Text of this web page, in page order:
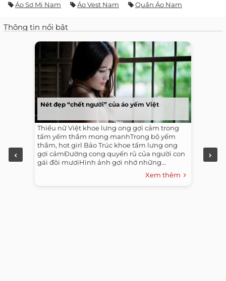
Áo Sơ Mi Nam Áo Vest Nam Quần Áo Nam
Thông tin nổi bật
Nét đẹp “chết người” của áo yếm Việt
Thiếu nữ Việt khoe lưng ong gợi cảm trong
tấm yếm thắm mong manhTrong bộ yếm
thắm, hot girl Bảo Trúc khoe tấm lưng ong
gợi cảmĐường cong quyến rũ của người con
gái đôi mươiHình ảnh gợi nhớ những...
Xem thêm